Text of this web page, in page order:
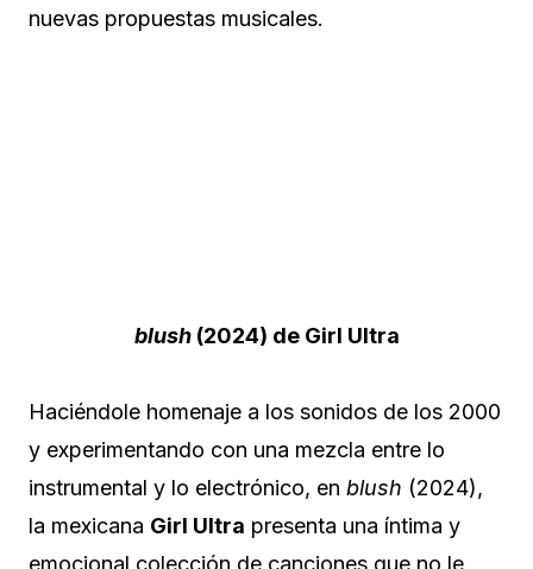
nuevas propuestas musicales.
blush (2024) de Girl Ultra
Haciéndole homenaje a los sonidos de los 2000
y experimentando con una mezcla entre lo
instrumental y lo electrónico, en blush (2024),
la mexicana Girl Ultra presenta una íntima y
emocional colección de canciones que no le